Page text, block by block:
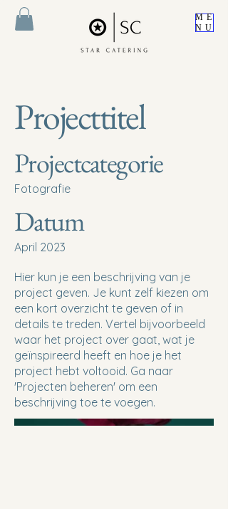
ME
NU
Projecttitel
Projectcategorie
Fotografie
Datum
April 2023
Hier kun je een beschrijving van je
project geven. Je kunt zelf kiezen om
een kort overzicht te geven of in
details te treden. Vertel bijvoorbeeld
waar het project over gaat, wat je
geïnspireerd heeft en hoe je het
project hebt voltooid. Ga naar
'Projecten beheren' om een
beschrijving toe te voegen.